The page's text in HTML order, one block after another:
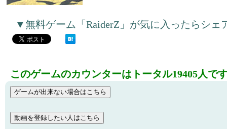
▼無料ゲーム「RaiderZ」が気に入ったらシェ
このゲームのカウンターはトータル19405人で